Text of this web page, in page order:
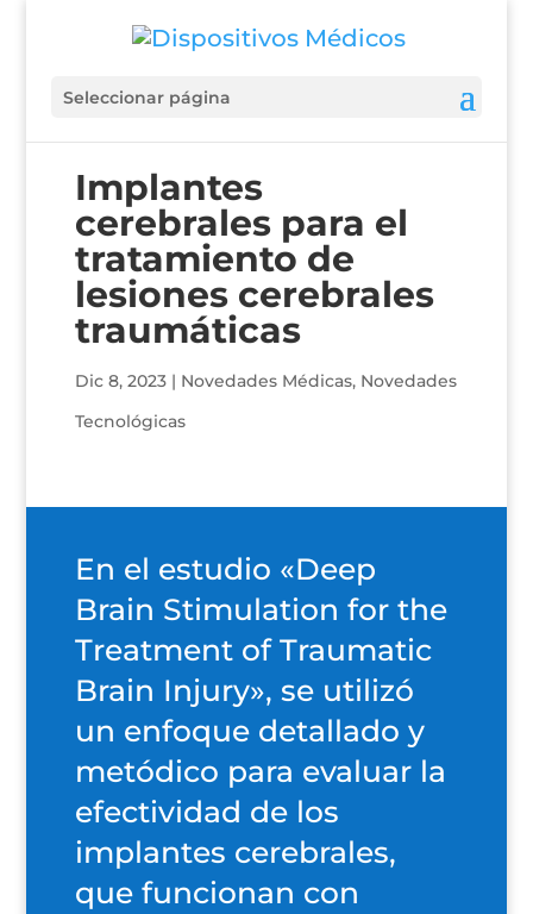
Seleccionar página
Implantes
cerebrales para el
tratamiento de
lesiones cerebrales
traumáticas
Dic 8, 2023| Novedades Médicas, Novedades
Tecnológicas
En el estudio «Deep
Brain Stimulation for the
Treatment of Traumatic
Brain Injury», se utilizó
un enfoque detallado y
metódico para evaluar la
efectividad de los
implantes cerebrales,
que funcionan con